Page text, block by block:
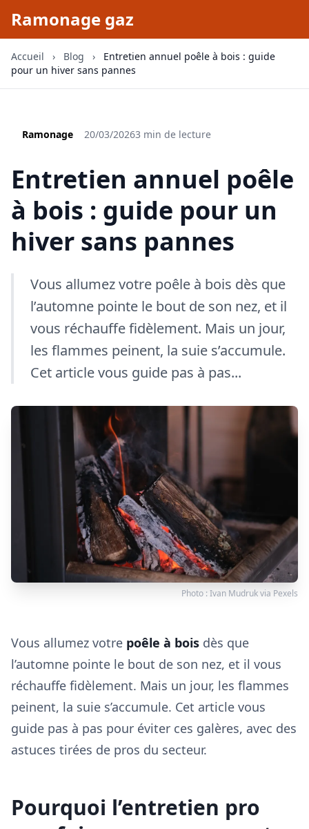
Ramonage gaz
Accueil › Blog ›
Entretien annuel poêle à bois : guide
pour un hiver sans pannes
Ramonage 20/03/20263 min de lecture
Entretien annuel poêle
à bois : guide pour un
hiver sans pannes
Vous allumez votre poêle à bois dès que
l’automne pointe le bout de son nez, et il
vous réchauffe fidèlement. Mais un jour,
les flammes peinent, la suie s’accumule.
Cet article vous guide pas à pas...
Photo :Ivan Mudrukvia Pexels
Vous allumez votre poêle à bois dès que
l’automne pointe le bout de son nez, et il vous
réchauffe fidèlement. Mais un jour, les flammes
peinent, la suie s’accumule. Cet article vous
guide pas à pas pour éviter ces galères, avec des
astuces tirées de pros du secteur.
Pourquoi l’entretien pro